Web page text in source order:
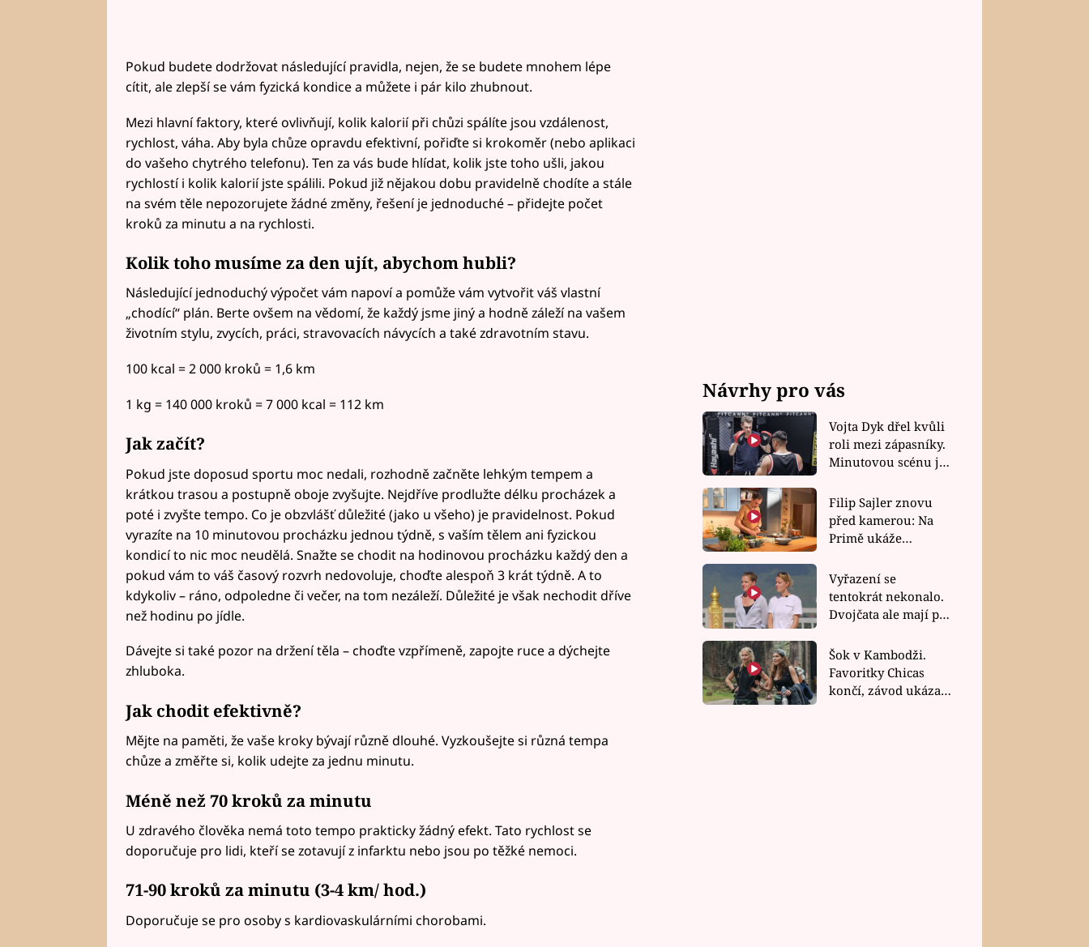
Pokud budete dodržovat následující pravidla, nejen, že se budete mnohem lépe
cítit, ale zlepší se vám fyzická kondice a můžete i pár kilo zhubnout.
Mezi hlavní faktory, které ovlivňují, kolik kalorií při chůzi spálíte jsou vzdálenost,
rychlost, váha. Aby byla chůze opravdu efektivní, pořiďte si krokoměr (nebo aplikaci
do vašeho chytrého telefonu). Ten za vás bude hlídat, kolik jste toho ušli, jakou
rychlostí i kolik kalorií jste spálili. Pokud již nějakou dobu pravidelně chodíte a stále
na svém těle nepozorujete žádné změny, řešení je jednoduché – přidejte počet
kroků za minutu a na rychlosti.
Kolik toho musíme za den ujít, abychom hubli?
Následující jednoduchý výpočet vám napoví a pomůže vám vytvořit váš vlastní
„chodící“ plán. Berte ovšem na vědomí, že každý jsme jiný a hodně záleží na vašem
životním stylu, zvycích, práci, stravovacích návycích a také zdravotním stavu.
100 kcal = 2 000 kroků = 1,6 km
1 kg = 140 000 kroků = 7 000 kcal = 112 km
Jak začít?
Pokud jste doposud sportu moc nedali, rozhodně začněte lehkým tempem a
krátkou trasou a postupně oboje zvyšujte. Nejdříve prodlužte délku procházek a
poté i zvyšte tempo. Co je obzvlášť důležité (jako u všeho) je pravidelnost. Pokud
vyrazíte na 10 minutovou procházku jednou týdně, s vaším tělem ani fyzickou
kondicí to nic moc neudělá. Snažte se chodit na hodinovou procházku každý den a
pokud vám to váš časový rozvrh nedovoluje, choďte alespoň 3 krát týdně. A to
kdykoliv – ráno, odpoledne či večer, na tom nezáleží. Důležité je však nechodit dříve
než hodinu po jídle.
Dávejte si také pozor na držení těla – choďte vzpřímeně, zapojte ruce a dýchejte
zhluboka.
Jak chodit efektivně?
Mějte na paměti, že vaše kroky bývají různě dlouhé. Vyzkoušejte si různá tempa
chůze a změřte si, kolik udejte za jednu minutu.
Méně než 70 kroků za minutu
U zdravého člověka nemá toto tempo prakticky žádný efekt. Tato rychlost se
doporučuje pro lidi, kteří se zotavují z infarktu nebo jsou po těžké nemoci.
71-90 kroků za minutu (3-4 km/ hod.)
Doporučuje se pro osoby s kardiovaskulárními chorobami.
Návrhy pro vás
Vojta Dyk dřel kvůli
roli mezi zápasníky.
Minutovou scénu jel
Filip Sajler znovu
před kamerou: Na
Primě ukáže
rychlé recepty
Vyřazení se
tentokrát nekonalo.
Dvojčata ale mají po
závodu nůž na krku
Šok v Kambodži.
Favoritky Chicas
končí, závod ukázal